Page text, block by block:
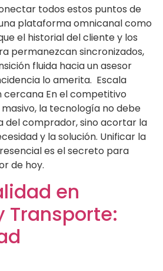
todos estos puntos de
plataforma omnicanal como
el historial del cliente y los
permanezcan sincronizados,
fluida hacia un asesor
lo amerita. Escala
cercana En el competitivo
la tecnología no debe
del comprador, sino acortar la
y la solución. Unificar la
es el secreto para
de hoy.
en
Transporte: